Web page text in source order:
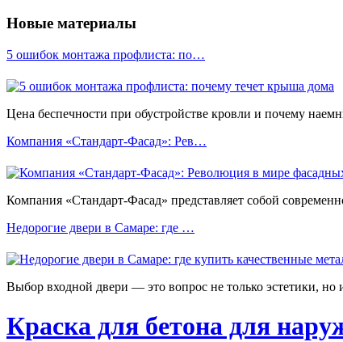
Новые материалы
5 ошибок монтажа профлиста: по…
Цена беспечности при обустройстве кровли и почему
Компания «Стандарт-Фасад»: Рев…
Компания «Стандарт-Фасад» представляет собой
Недорогие двери в Самаре: где …
Выбор входной двери — это вопрос не только эстетики,
Краска для бетона для